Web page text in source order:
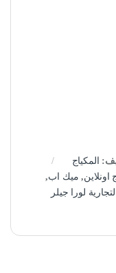
المكياج
اونلاين, ميك اب,
التجارية لورا جيلر